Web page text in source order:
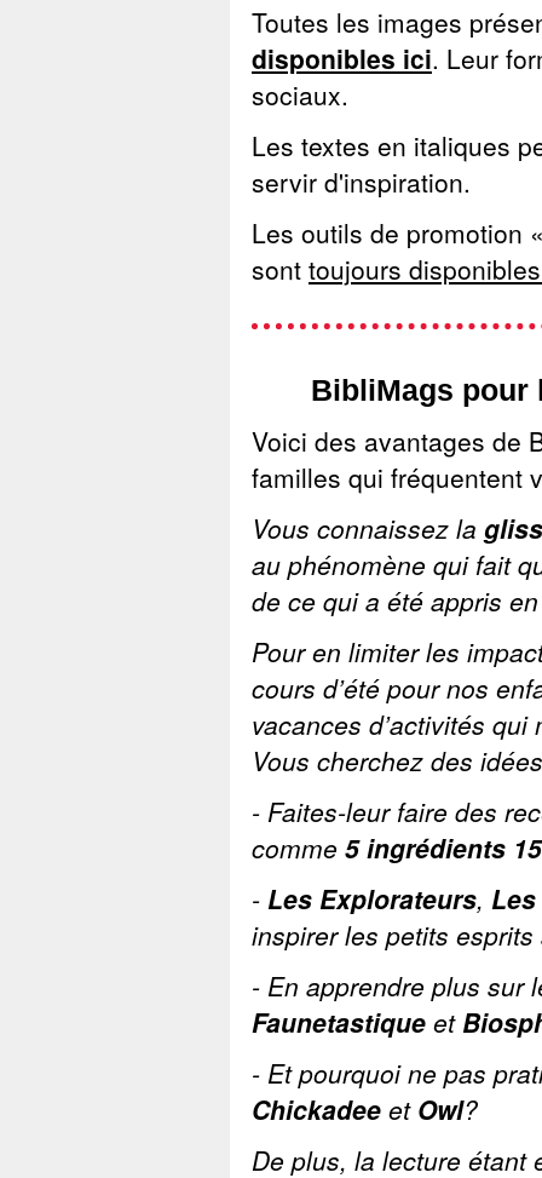
Toutes les images
disponibles ici. Leur
sociaux.
Les textes en italiques
servir d'inspiration.
Les outils de promotion
sont toujours
BibliMags pour
Voici des avantages de
familles qui fréquentent
Vous connaissez la
au phénomène qui fait
de ce qui a été appris
Pour en limiter les
cours d’été pour nos
vacances d’activités
Vous cherchez des
- Faites-leur faire des
comme 5 ingrédients
- Les Explorateurs,
inspirer les petits
- En apprendre plus sur
Faunetastique et
- Et pourquoi ne pas
Chickadee et Owl?
De plus, la lecture étant